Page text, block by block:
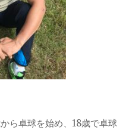
ら卓球を始め、18歳で卓球